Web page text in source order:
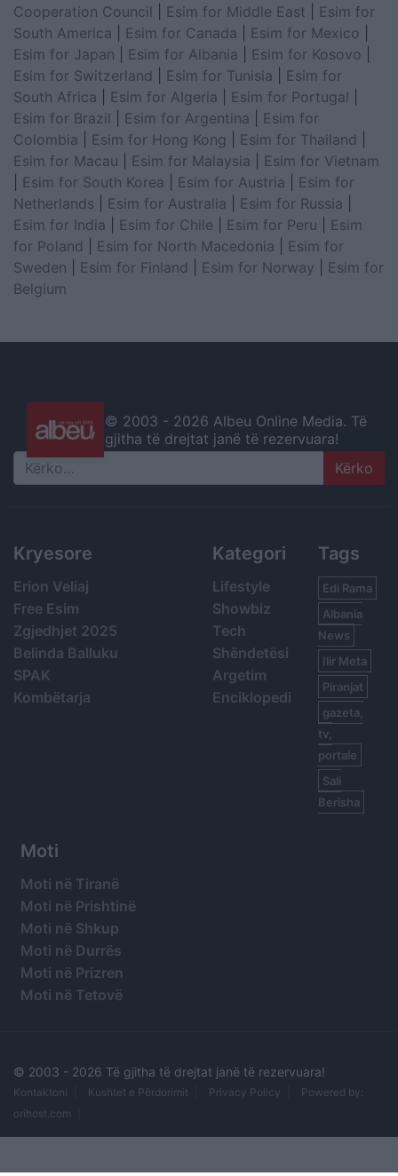
Cooperation Council
Esim for Middle East
Esim for
South America
Esim for Canada Esim for Mexico
Esim for Japan
Esim for Albania Esim for Kosovo
Esim for Switzerland
Esim for Tunisia
Esim for
South Africa
Esim for Algeria Esim for Portugal
Esim for Brazil
Esim for Argentina
Esim for
Colombia
Esim for Hong Kong Esim for Thailand
Esim for Macau
Esim for Malaysia
Esim for Vietnam
Esim for South Korea Esim for Austria
Esim for
Netherlands
Esim for Australia Esim for Russia
Esim for India
Esim for Chile Esim for Peru
Esim
for Poland
Esim for North Macedonia
Esim for
Sweden
Esim for Finland Esim for Norway
Esim for
Belgium
© 2003 - 2026 Albeu Online Media. Të
gjitha të drejtat janë të rezervuara!
Search
Kryesore
Erion Veliaj
Free Esim
Zgjedhjet 2025
Belinda Balluku
SPAK
Kombëtarja
Kategori
Lifestyle
Showbiz
Tech
Shëndetësi
Argetim
Enciklopedi
Tags
Edi Rama
Albania
News
Ilir Meta
Piranjat
gazeta,
tv,
portale
Sali
Berisha
Moti
Moti në Tiranë
Moti në Prishtinë
Moti në Shkup
Moti në Durrës
Moti në Prizren
Moti në Tetovë
© 2003 - 2026 Të gjitha të drejtat janë të rezervuara!
Kontaktoni Kushtet e Përdorimit Privacy Policy
Powered by:
orihost.com